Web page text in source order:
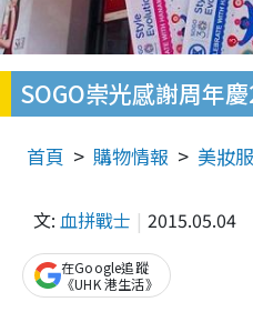
SOGO崇光感謝周年
首頁 購物情報 美妝
文: 血拼戰士 2015.05.04
在Google追蹤
《UHK 港生活》